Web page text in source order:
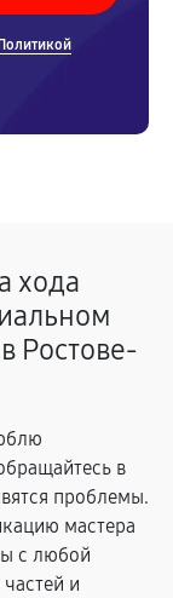
Политикой
хода
Ростове-
в
проблемы.
мастера
с любой
и